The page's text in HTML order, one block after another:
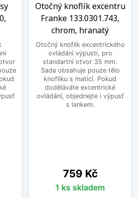
Otočný knoflík excentru
Franke 133.0301.743,
chrom, hranatý
Otočný knoflík excentrického
ovládání výpusti, pro
standartní otvor 35 mm.
Sada obsahuje pouze tělo
knoflíku s maticí. Pokud
doděláváte excentrické
ovládání, objednejte i výpusť
s lankem.
Cena
759 Kč
1 ks skladem